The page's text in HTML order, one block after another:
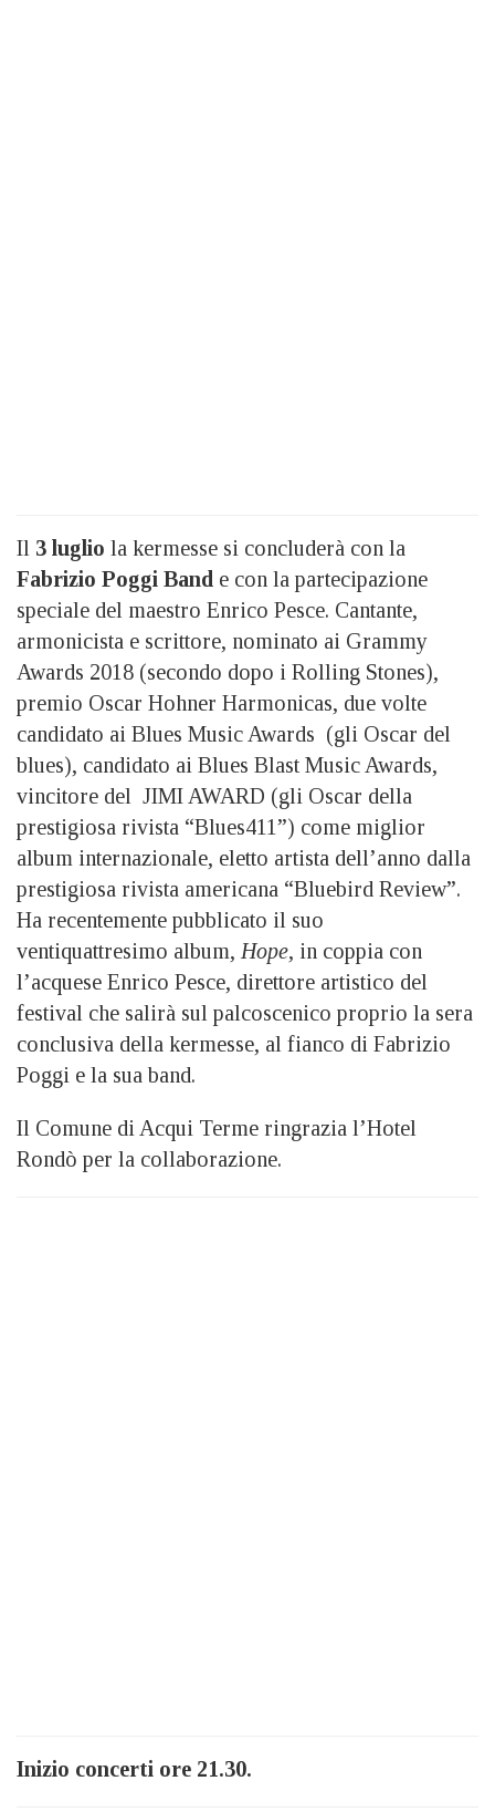
Il 3 luglio la kermesse si concluderà con la
Fabrizio Poggi Band e con la partecipazione
speciale del maestro Enrico Pesce. Cantante,
armonicista e scrittore, nominato ai Grammy
Awards 2018 (secondo dopo i Rolling Stones),
premio Oscar Hohner Harmonicas, due volte
candidato ai Blues Music Awards (gli Oscar del
blues), candidato ai Blues Blast Music Awards,
vincitore del JIMI AWARD (gli Oscar della
prestigiosa rivista “Blues411”) come miglior
album internazionale, eletto artista dell’anno dalla
prestigiosa rivista americana “Bluebird Review”.
Ha recentemente pubblicato il suo
ventiquattresimo album, Hope, in coppia con
l’acquese Enrico Pesce, direttore artistico del
festival che salirà sul palcoscenico proprio la sera
conclusiva della kermesse, al fianco di Fabrizio
Poggi e la sua band.
Il Comune di Acqui Terme ringrazia l’Hotel
Rondò per la collaborazione.
Inizio concerti ore 21.30.